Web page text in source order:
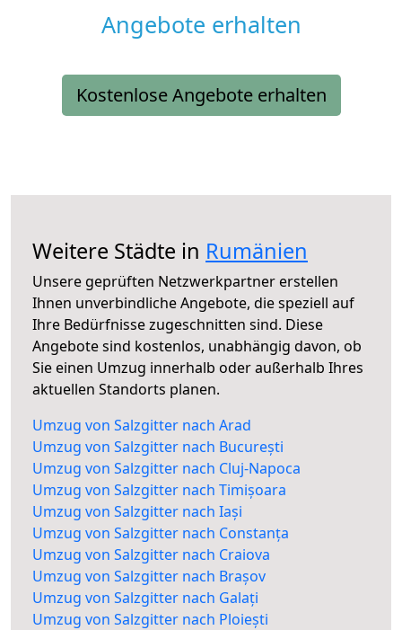
Angebote erhalten
Kostenlose Angebote erhalten
Weitere Städte in Rumänien
Unsere geprüften Netzwerkpartner erstellen
Ihnen unverbindliche Angebote, die speziell auf
Ihre Bedürfnisse zugeschnitten sind. Diese
Angebote sind kostenlos, unabhängig davon, ob
Sie einen Umzug innerhalb oder außerhalb Ihres
aktuellen Standorts planen.
Umzug von Salzgitter nach Arad
Umzug von Salzgitter nach București
Umzug von Salzgitter nach Cluj-Napoca
Umzug von Salzgitter nach Timișoara
Umzug von Salzgitter nach Iași
Umzug von Salzgitter nach Constanța
Umzug von Salzgitter nach Craiova
Umzug von Salzgitter nach Brașov
Umzug von Salzgitter nach Galați
Umzug von Salzgitter nach Ploiești